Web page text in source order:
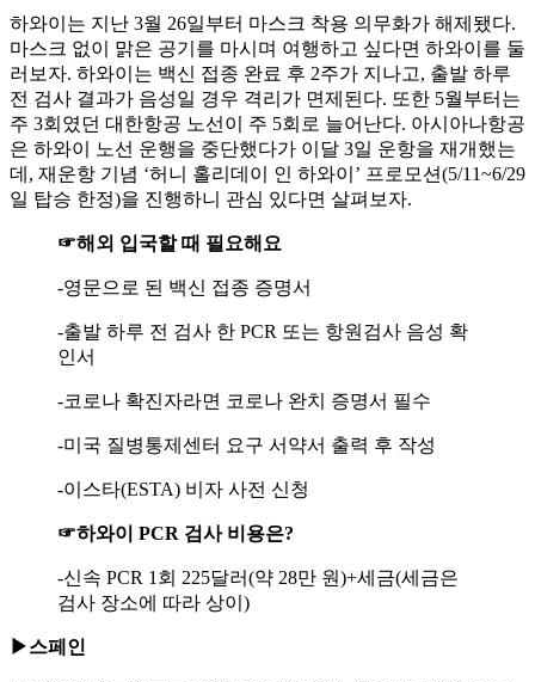
하와이는 지난 3월 26일부터 마스크 착용 의무화가 해제됐다.
마스크 없이 맑은 공기를 마시며 여행하고 싶다면 하와이를 둘
러보자. 하와이는 백신 접종 완료 후 2주가 지나고, 출발 하루
전 검사 결과가 음성일 경우 격리가 면제된다. 또한 5월부터는
주 3회였던 대한항공 노선이 주 5회로 늘어난다. 아시아나항공
은 하와이 노선 운행을 중단했다가 이달 3일 운항을 재개했는
데, 재운항 기념 ‘허니 홀리데이 인 하와이’ 프로모션(5/11~6/29
일 탑승 한정)을 진행하니 관심 있다면 살펴보자.
☞해외 입국할 때 필요해요
-영문으로 된 백신 접종 증명서
-출발 하루 전 검사 한 PCR 또는 항원검사 음성 확
인서
-코로나 확진자라면 코로나 완치 증명서 필수
-미국 질병통제센터 요구 서약서 출력 후 작성
-이스타(ESTA) 비자 사전 신청
☞하와이 PCR 검사 비용은?
-신속 PCR 1회 225달러(약 28만 원)+세금(세금은
검사 장소에 따라 상이)
▶스페인